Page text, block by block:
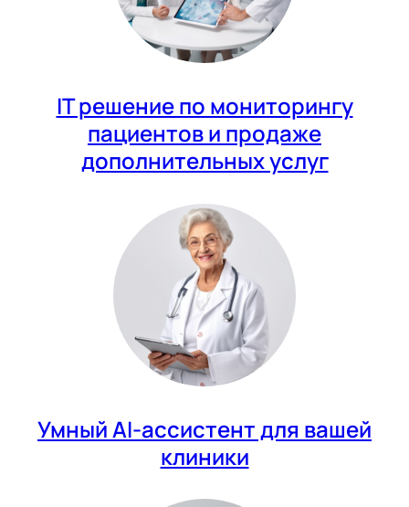
IT решение по мониторингу
пациентов и продаже
дополнительных услуг
Умный AI-ассистент для вашей
клиники